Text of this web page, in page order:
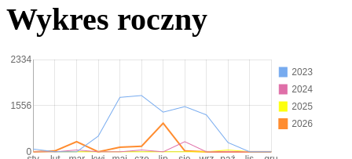
Wykres roczny